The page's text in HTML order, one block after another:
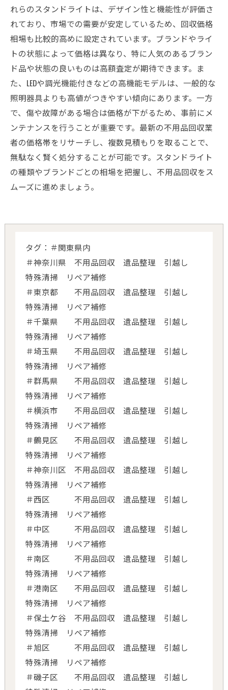
れらのスタンドライトは、デザイン性と機能性が評価さ
れており、市場での需要が安定しているため、回収価格
相場も比較的高めに設定されています。ブランドやライ
トの状態によって価格は異なり、特に人気のあるブラン
ド品や状態の良いものは高額査定が期待できます。ま
た、LEDや調光機能付きなどの高機能モデルは、一般的な
照明器具よりも高値がつきやすい傾向にあります。一方
で、傷や故障がある場合は価格が下がるため、事前にメ
ンテナンスを行うことが重要です。最新の不用品回収業
者の価格帯をリサーチし、複数見積もりを取ることで、
無駄なく賢く処分することが可能です。スタンドライト
の種類やブランドごとの相場を把握し、不用品回収をス
ムーズに進めましょう。
タグ：＃関東県内
＃神奈川県 不用品回収 遺品整理 引越し
特殊清掃 リペア補修
＃東京都 不用品回収 遺品整理 引越し
特殊清掃 リペア補修
＃千葉県 不用品回収 遺品整理 引越し
特殊清掃 リペア補修
＃埼玉県 不用品回収 遺品整理 引越し
特殊清掃 リペア補修
＃群馬県 不用品回収 遺品整理 引越し
特殊清掃 リペア補修
＃横浜市 不用品回収 遺品整理 引越し
特殊清掃 リペア補修
＃鶴見区 不用品回収 遺品整理 引越し
特殊清掃 リペア補修
＃神奈川区 不用品回収 遺品整理 引越し
特殊清掃 リペア補修
＃西区 不用品回収 遺品整理 引越し
特殊清掃 リペア補修
＃中区 不用品回収 遺品整理 引越し
特殊清掃 リペア補修
＃南区 不用品回収 遺品整理 引越し
特殊清掃 リペア補修
＃港南区 不用品回収 遺品整理 引越し
特殊清掃 リペア補修
＃保土ケ谷 不用品回収 遺品整理 引越し
特殊清掃 リペア補修
＃旭区 不用品回収 遺品整理 引越し
特殊清掃 リペア補修
＃磯子区 不用品回収 遺品整理 引越し